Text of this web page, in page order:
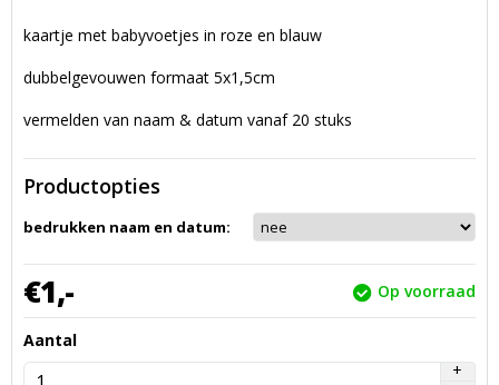
kaartje met babyvoetjes in roze en blauw
dubbelgevouwen formaat 5x1,5cm
vermelden van naam & datum vanaf 20 stuks
Productopties
bedrukken naam en datum:
€1,- Op voorraad
Aantal